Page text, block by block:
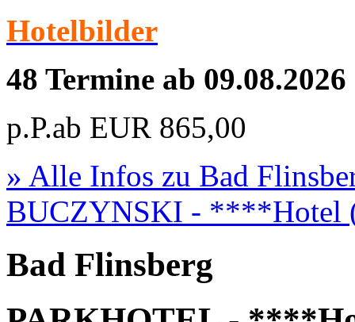
Hotelbilder
48 Termine ab 09.08.2026
p.P.ab EUR 865,00
» Alle Infos zu Bad
BUCZYNSKI - ****Hotel
Bad Flinsberg